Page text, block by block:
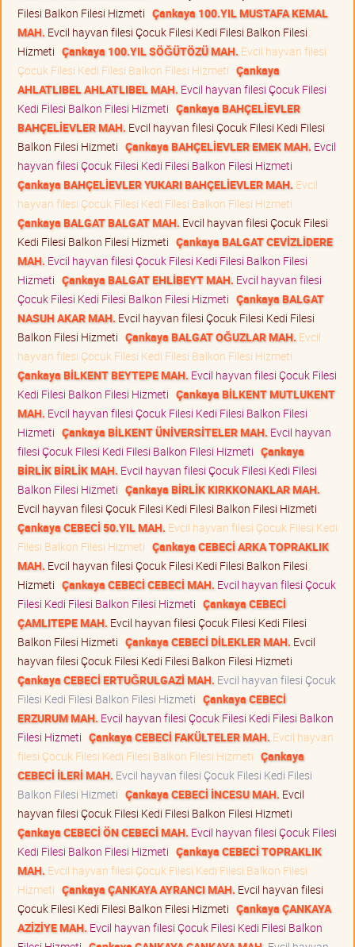
Filesi Balkon Filesi Hizmeti Çankaya 100.YIL MUSTAFA KEMAL
MAH. Evcil hayvan filesi Çocuk Filesi Kedi Filesi Balkon Filesi
Hizmeti Çankaya 100.YIL SÖĞÜTÖZÜ MAH. Evcil hayvan filesi
Çocuk Filesi Kedi Filesi Balkon Filesi Hizmeti Çankaya
AHLATLIBEL AHLATLIBEL MAH. Evcil hayvan filesi Çocuk Filesi
Kedi Filesi Balkon Filesi Hizmeti Çankaya BAHÇELİEVLER
BAHÇELİEVLER MAH. Evcil hayvan filesi Çocuk Filesi Kedi Filesi
Balkon Filesi Hizmeti Çankaya BAHÇELİEVLER EMEK MAH. Evcil
hayvan filesi Çocuk Filesi Kedi Filesi Balkon Filesi Hizmeti
Çankaya BAHÇELİEVLER YUKARI BAHÇELİEVLER MAH. Evcil
hayvan filesi Çocuk Filesi Kedi Filesi Balkon Filesi Hizmeti
Çankaya BALGAT BALGAT MAH. Evcil hayvan filesi Çocuk Filesi
Kedi Filesi Balkon Filesi Hizmeti Çankaya BALGAT CEVİZLİDERE
MAH. Evcil hayvan filesi Çocuk Filesi Kedi Filesi Balkon Filesi
Hizmeti Çankaya BALGAT EHLİBEYT MAH. Evcil hayvan filesi
Çocuk Filesi Kedi Filesi Balkon Filesi Hizmeti Çankaya BALGAT
NASUH AKAR MAH. Evcil hayvan filesi Çocuk Filesi Kedi Filesi
Balkon Filesi Hizmeti Çankaya BALGAT OĞUZLAR MAH. Evcil
hayvan filesi Çocuk Filesi Kedi Filesi Balkon Filesi Hizmeti
Çankaya BİLKENT BEYTEPE MAH. Evcil hayvan filesi Çocuk Filesi
Kedi Filesi Balkon Filesi Hizmeti Çankaya BİLKENT MUTLUKENT
MAH. Evcil hayvan filesi Çocuk Filesi Kedi Filesi Balkon Filesi
Hizmeti Çankaya BİLKENT ÜNİVERSİTELER MAH. Evcil hayvan
filesi Çocuk Filesi Kedi Filesi Balkon Filesi Hizmeti Çankaya
BİRLİK BİRLİK MAH. Evcil hayvan filesi Çocuk Filesi Kedi Filesi
Balkon Filesi Hizmeti Çankaya BİRLİK KIRKKONAKLAR MAH.
Evcil hayvan filesi Çocuk Filesi Kedi Filesi Balkon Filesi Hizmeti
Çankaya CEBECİ 50.YIL MAH. Evcil hayvan filesi Çocuk Filesi Kedi
Filesi Balkon Filesi Hizmeti Çankaya CEBECİ ARKA TOPRAKLIK
MAH. Evcil hayvan filesi Çocuk Filesi Kedi Filesi Balkon Filesi
Hizmeti Çankaya CEBECİ CEBECİ MAH. Evcil hayvan filesi Çocuk
Filesi Kedi Filesi Balkon Filesi Hizmeti Çankaya CEBECİ
ÇAMLITEPE MAH. Evcil hayvan filesi Çocuk Filesi Kedi Filesi
Balkon Filesi Hizmeti Çankaya CEBECİ DİLEKLER MAH. Evcil
hayvan filesi Çocuk Filesi Kedi Filesi Balkon Filesi Hizmeti
Çankaya CEBECİ ERTUĞRULGAZİ MAH. Evcil hayvan filesi Çocuk
Filesi Kedi Filesi Balkon Filesi Hizmeti Çankaya CEBECİ
ERZURUM MAH. Evcil hayvan filesi Çocuk Filesi Kedi Filesi Balkon
Filesi Hizmeti Çankaya CEBECİ FAKÜLTELER MAH. Evcil hayvan
filesi Çocuk Filesi Kedi Filesi Balkon Filesi Hizmeti Çankaya
CEBECİ İLERİ MAH. Evcil hayvan filesi Çocuk Filesi Kedi Filesi
Balkon Filesi Hizmeti Çankaya CEBECİ İNCESU MAH. Evcil
hayvan filesi Çocuk Filesi Kedi Filesi Balkon Filesi Hizmeti
Çankaya CEBECİ ÖN CEBECİ MAH. Evcil hayvan filesi Çocuk Filesi
Kedi Filesi Balkon Filesi Hizmeti Çankaya CEBECİ TOPRAKLIK
MAH. Evcil hayvan filesi Çocuk Filesi Kedi Filesi Balkon Filesi
Hizmeti Çankaya ÇANKAYA AYRANCI MAH. Evcil hayvan filesi
Çocuk Filesi Kedi Filesi Balkon Filesi Hizmeti Çankaya ÇANKAYA
AZİZİYE MAH. Evcil hayvan filesi Çocuk Filesi Kedi Filesi Balkon